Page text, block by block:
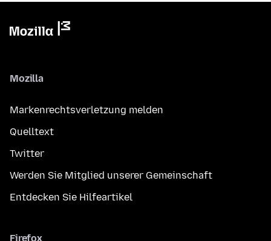
Mozilla
Markenrechtsverletzung melden
Quelltext
Twitter
Werden Sie Mitglied unserer Gemeinschaft
Entdecken Sie Hilfeartikel
Firefox